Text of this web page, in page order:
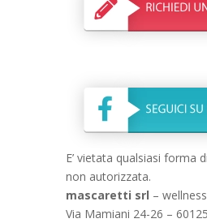
E’ vietata qualsiasi forma
non autorizzata.
mascaretti srl –
Via Mamiani 24-26 –